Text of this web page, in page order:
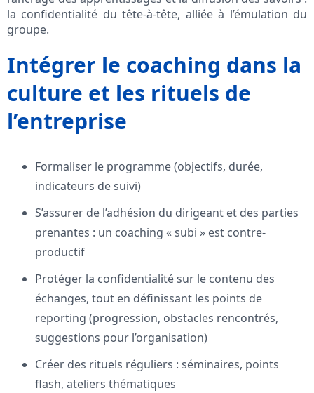
la confidentialité du tête-à-tête, alliée à l’émulation du
groupe.
Intégrer le coaching dans la
culture et les rituels de
l’entreprise
Formaliser le programme (objectifs, durée,
indicateurs de suivi)
S’assurer de l’adhésion du dirigeant et des parties
prenantes : un coaching « subi » est contre-
productif
Protéger la confidentialité sur le contenu des
échanges, tout en définissant les points de
reporting (progression, obstacles rencontrés,
suggestions pour l’organisation)
Créer des rituels réguliers : séminaires, points
flash, ateliers thématiques